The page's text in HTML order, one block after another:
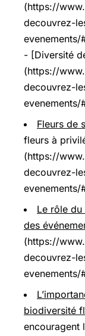
(https://
decouvrez-
evenements/
- [Diversité
(https://
decouvrez-
evenements/
Fleurs de
fleurs à
(https://
decouvrez-
evenements/
Le rôle
des
(https://
decouvrez-
evenements/
biodiversité
encouragent